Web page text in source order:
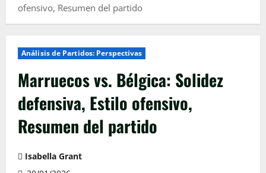
ofensivo, Resumen del partido
Análisis de Partidos: Perspectivas
Marruecos vs. Bélgica: Solidez
defensiva, Estilo ofensivo,
Resumen del partido
Isabella Grant